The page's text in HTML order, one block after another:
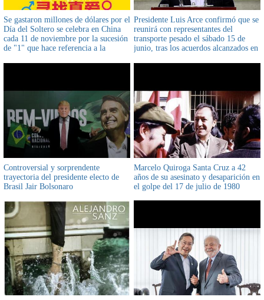
Se gastaron millones de dólares por el
Día del Soltero se celebra en China
cada 11 de noviembre por la sucesión
de "1" que hace referencia a la
Presidente Luis Arce confirmó que se
reunirá con representantes del
transporte pesado el sábado 15 de
junio, tras los acuerdos alcanzados en
Controversial y sorprendente
trayectoria del presidente electo de
Brasil Jair Bolsonaro
Marcelo Quiroga Santa Cruz a 42
años de su asesinato y desaparición en
el golpe del 17 de julio de 1980